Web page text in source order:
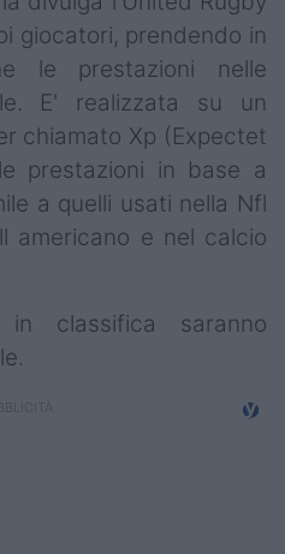
giocatori, prendendo in
le prestazioni nelle
E' realizzata su un
chiamato Xp (Expectet
prestazioni in base a
a quelli usati nella Nfl
americano e nel calcio
classifica saranno